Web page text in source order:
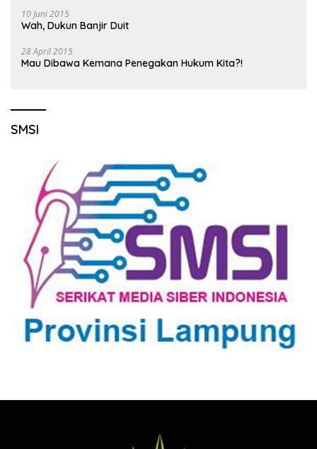
10 Juni 2015
Wah, Dukun Banjir Duit
28 April 2015
Mau Dibawa Kemana Penegakan Hukum Kita?!
SMSI